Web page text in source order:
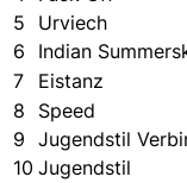
5
Urviech
6
Indian
7
Eistanz
8
Speed
9 Jugendstil
10 Jugendstil